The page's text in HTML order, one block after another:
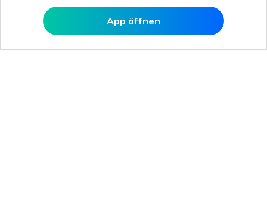
In MobileTrans öffnen
App öffnen